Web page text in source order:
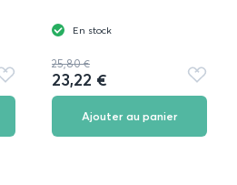
Ajouter
aux
En stock
25,80 €
23,22 €
Ajouter
aux
Ajouter au panier